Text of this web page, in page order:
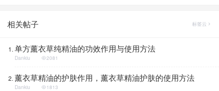
相关帖子 标签云
单方薰衣草纯精油的功效作用与使用方法
Dankiu 2081
薰衣草精油的护肤作用，薰衣草精油护肤的使用方法
Dankiu 1813